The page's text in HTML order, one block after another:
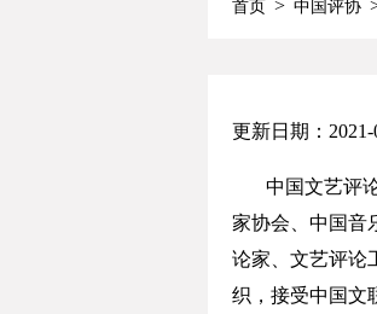
首页 > 中国评协
更新日期：
中国文艺评论
家协会、中国音
论家、文艺评论
织，接受中国文